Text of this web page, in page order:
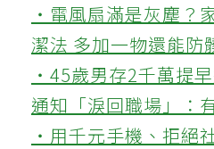
‧電風扇滿是灰塵？
潔法 多加一物還能防
‧45歲男存2千萬提
通知「淚回職場」：
‧用千元手機、拒絕